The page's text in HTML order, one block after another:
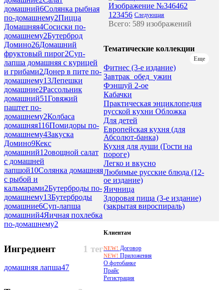
домашний6Солянка рыбная
по-домашнему2Пицца
Домашняя4Сосиски по-
домашнему2Бутерброд
Домино26Домашний
фруктовый пирог2Суп-
лапша домашняя с курицей
и грибами2Донер в пите по-
домашнему13Лепешки
домашние2Рассольник
домашний51Говяжий
паштет по-
домашнему2Колбаса
домашняя116Помидоры по-
домашнему4Закуска
Домино9Кекс
домашний12овощной салат
с домашней
лапшой10Солянка домашняя
с рыбой и
кальмарами2Бутерброды по-
домашнему13Бутерброды
домашние6Суп-лапша
домашний4Яичная похлебка
по-домашнему2
1 тег
Ингредиент
домашняя лапша47
Изображение №346462
1 23456 Следующая
Всего: 589 изображений
Тематические коллекции
Еще
Фитнес (3-е издание)
Завтрак_обед_ужин
Фэншуй 2-ое
Кабачки
Практическая энциклопедия
русской кухни Обложка
Для детей
Европейская кухня (для
Абсолют-банка)
Кухня для души (Гости на
пороге)
Легко и вкусно
Любимые русские блюда (12-
ое издание)
Яичница
Здоровая пища (3-е издание)
(закрытая вироспираль)
Клиентам
NEW! Договор
NEW! Приложения
О фотобанке
Прайс
Регистрация